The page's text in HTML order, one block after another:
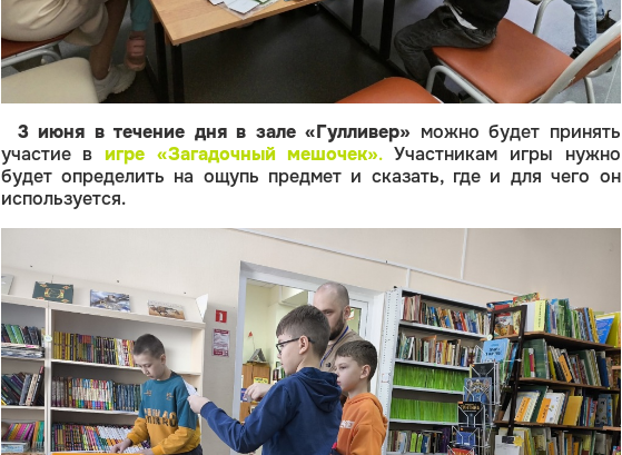
3 июня в течение дня в зале «Гулливер» можно будет принять
участие в игре «Загадочный мешочек».Участникам игры нужно
будет определить на ощупь предмет и сказать, где и для чего он
используется.